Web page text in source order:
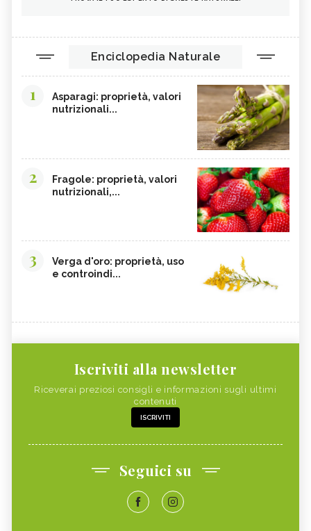
Enciclopedia Naturale
1
Asparagi: proprietà, valori
nutrizionali...
2
Fragole: proprietà, valori
nutrizionali,...
3
Verga d'oro: proprietà, uso
e controindi...
Iscriviti alla newsletter
Riceverai preziosi consigli e informazioni sugli ultimi
contenuti
ISCRIVITI
Seguici su